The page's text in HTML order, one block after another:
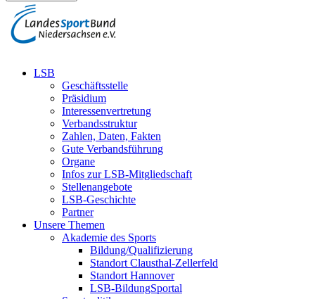
LSB
Geschäftsstelle
Präsidium
Interessenvertretung
Verbandsstruktur
Zahlen, Daten, Fakten
Gute Verbandsführung
Organe
Infos zur LSB-Mitgliedschaft
Stellenangebote
LSB-Geschichte
Partner
Unsere Themen
Akademie des Sports
Bildung/Qualifizierung
Standort Clausthal-Zellerfeld
Standort Hannover
LSB-BildungSportal